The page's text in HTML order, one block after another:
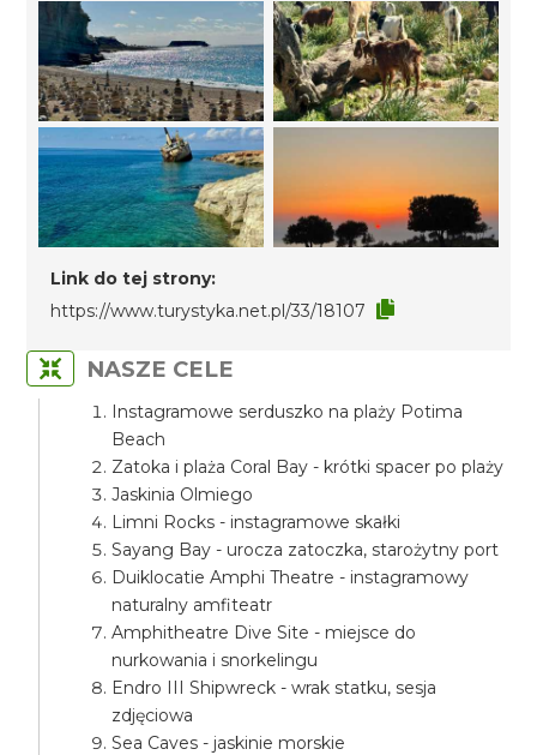
Link do tej strony:
https://www.turystyka.net.pl/33/18107
NASZE CELE
Instagramowe serduszko na plaży Potima
Beach
Zatoka i plaża Coral Bay - krótki spacer po plaży
Jaskinia Olmiego
Limni Rocks - instagramowe skałki
Sayang Bay - urocza zatoczka, starożytny port
Duiklocatie Amphi Theatre - instagramowy
naturalny amfiteatr
Amphitheatre Dive Site - miejsce do
nurkowania i snorkelingu
Endro III Shipwreck - wrak statku, sesja
zdjęciowa
Sea Caves - jaskinie morskie